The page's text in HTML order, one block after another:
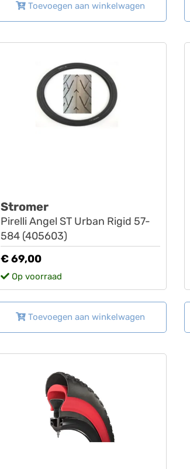
Toevoegen aan winkelwagen
Stromer
Pirelli Angel ST Urban Rigid 57-
584 (405603)
€ 69,00
Op voorraad
Toevoegen aan winkelwagen